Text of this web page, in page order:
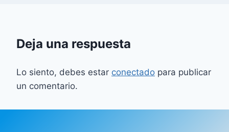
Deja una respuesta
Lo siento, debes estar conectado para publicar
un comentario.